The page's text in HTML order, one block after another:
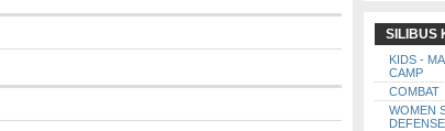
SILIBUS
KIDS -
CAMP
COMBAT
WOMEN
DEFENSE